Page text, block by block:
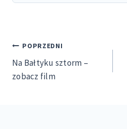
Nawigacja
wpisu
POPRZEDNI
Na Bałtyku sztorm –
zobacz film